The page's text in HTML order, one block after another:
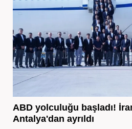
ABD yolculuğu başladı!
Antalya'dan ayrıldı